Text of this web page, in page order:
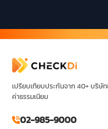
เปรียบเทียบประกันจาก 40+ บริษัท
ค่าธรรมเนียม
02-985-9000